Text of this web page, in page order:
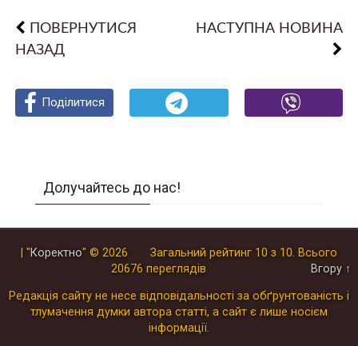
ПОВЕРНУТИСЯ
НАЗАД
НАСТУПНА НОВИНА
Поділитися
Поділитися
Поділитися
Долучайтесь до нас!
| "Коректно" © 2026 Загальний рейтинг 10 з 10. Всього
20676 переглядів Вгору ↑
Редакція сайту не несе відповідальності за обґрунтованість і
тлумачення думки автора статті, а сайт є лише носієм
інформації.